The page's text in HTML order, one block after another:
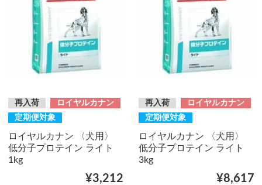
再入荷
ロイヤルカナン
定期便対象
ロイヤルカナン 〈犬用〉
低分子プロテイン ライト
1kg
¥3,212
再入荷
ロイヤルカナン
定期便対象
ロイヤルカナン 〈犬用〉
低分子プロテイン ライト
3kg
¥8,617